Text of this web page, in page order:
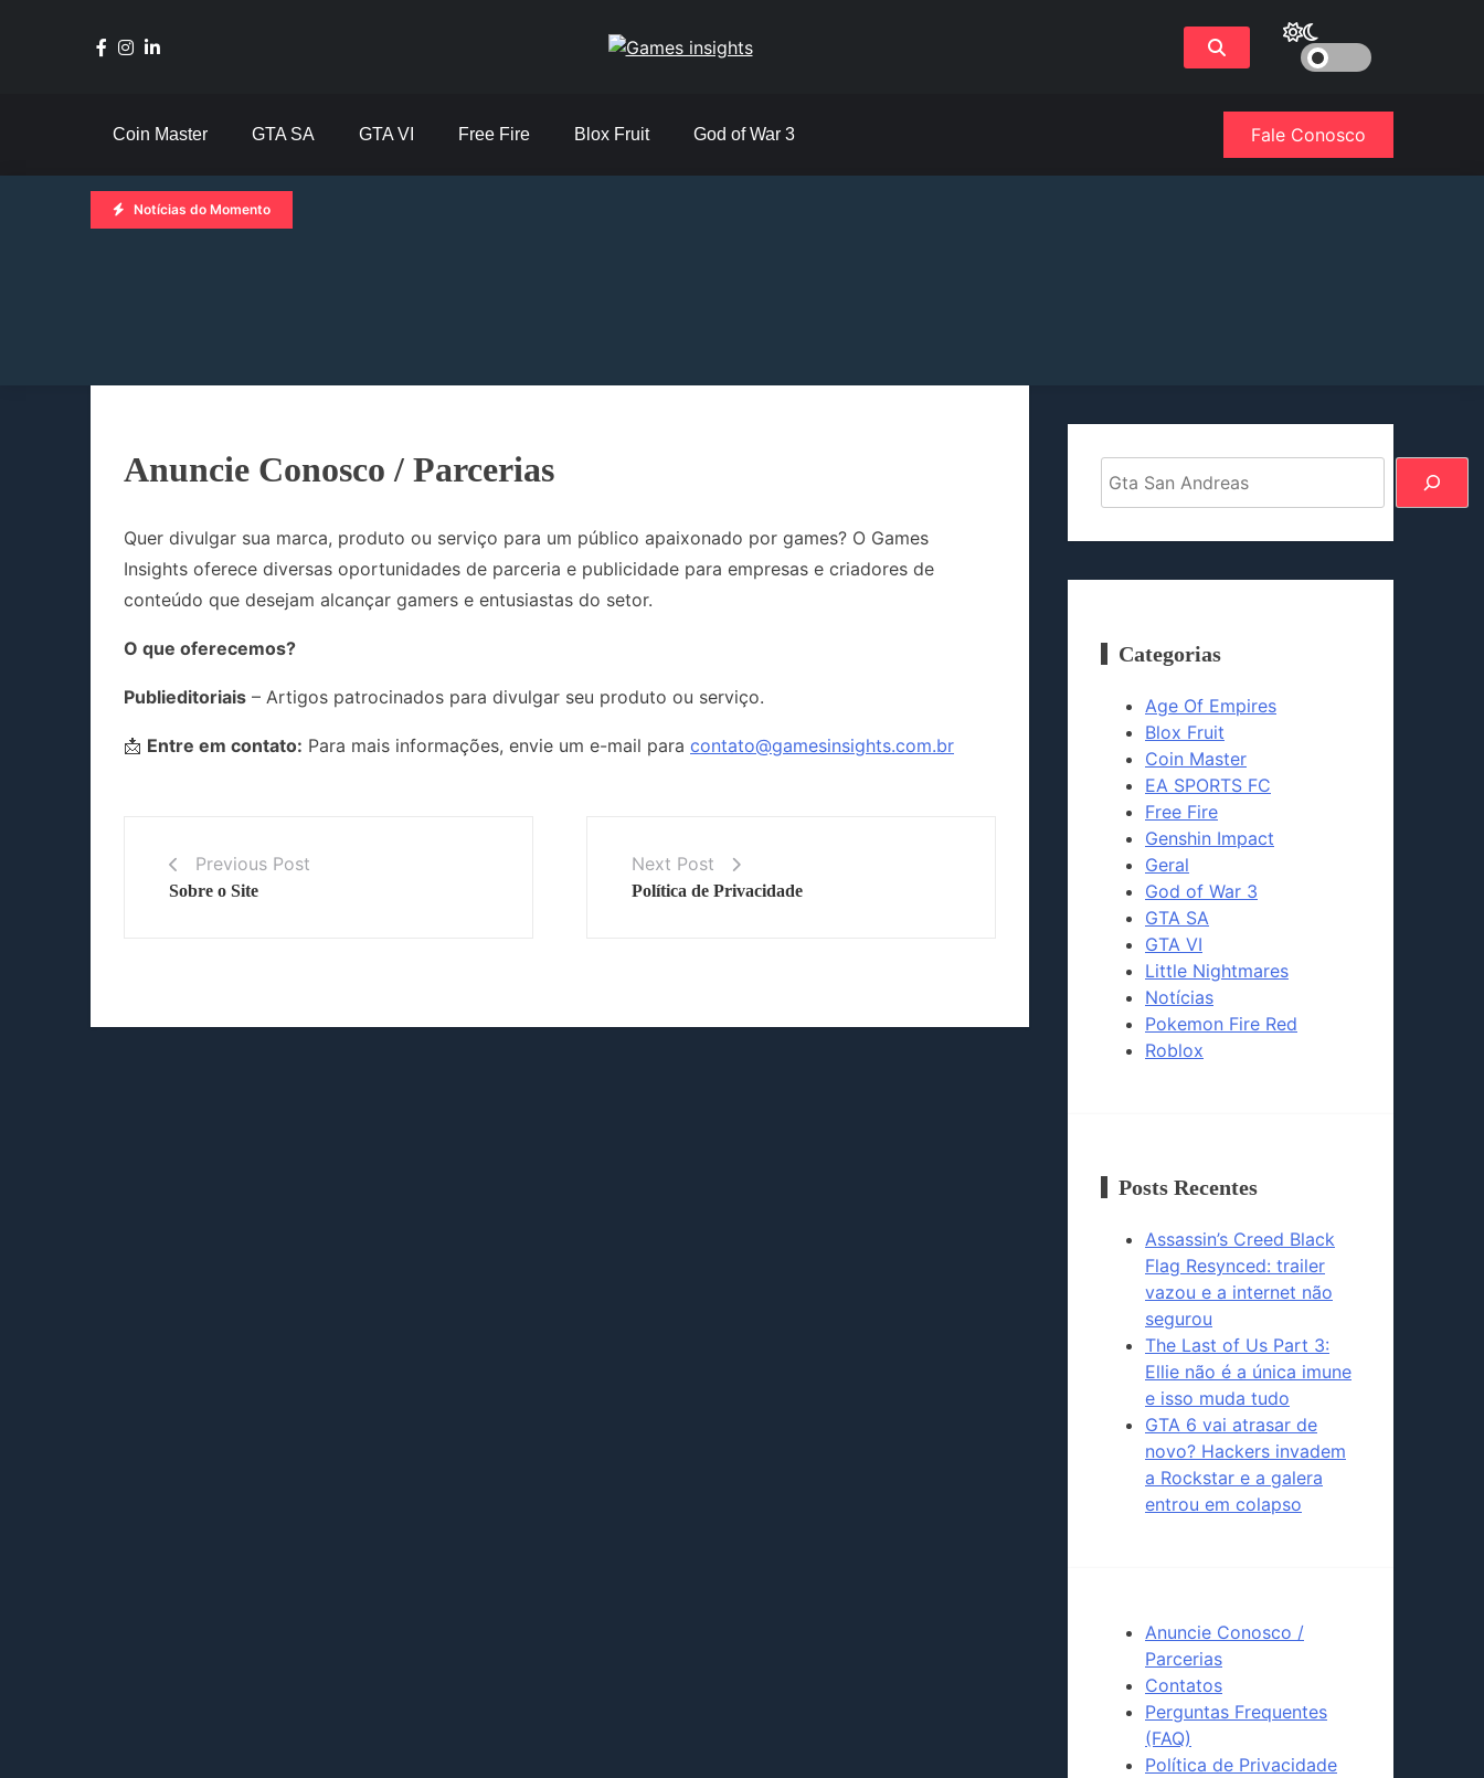
Coin Master GTA SA GTA VI Free Fire Blox Fruit God of War 3 Fale Conosco
Notícias do Momento
Anuncie Conosco / Parcerias
Quer divulgar sua marca, produto ou serviço para um público apaixonado por games? O Games
Insights oferece diversas oportunidades de parceria e publicidade para empresas e criadores de
conteúdo que desejam alcançar gamers e entusiastas do setor.
O que oferecemos?
Publieditoriais – Artigos patrocinados para divulgar seu produto ou serviço.
📩 Entre em contato: Para mais informações, envie um e-mail para contato@gamesinsights.com.br
Previous Post
Sobre o Site
Next Post
Política de Privacidade
Categorias
Age Of Empires
Blox Fruit
Coin Master
EA SPORTS FC
Free Fire
Genshin Impact
Geral
God of War 3
GTA SA
GTA VI
Little Nightmares
Notícias
Pokemon Fire Red
Roblox
Posts Recentes
Assassin’s Creed Black
Flag Resynced: trailer
vazou e a internet não
segurou
The Last of Us Part 3:
Ellie não é a única imune
e isso muda tudo
GTA 6 vai atrasar de
novo? Hackers invadem
a Rockstar e a galera
entrou em colapso
Anuncie Conosco /
Parcerias
Contatos
Perguntas Frequentes
(FAQ)
Política de Privacidade